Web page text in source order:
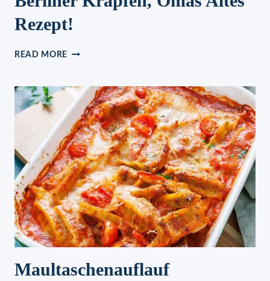
Rezept!
READ MORE AUSGEZEICHNETE
KRAPFEN,
OMAS
ALTES
REZEPT!
Maultaschenauflauf